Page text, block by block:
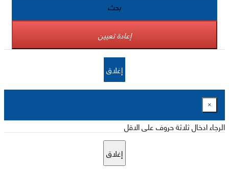
بحث
إعادة تعيين
إغلاق
×
الرجاء ادخال ثلاثة حروف على الاقل
إغلاق